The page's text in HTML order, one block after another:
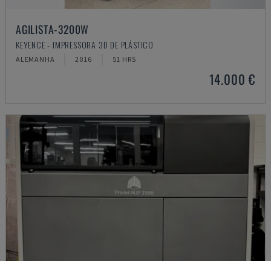
AGILISTA-3200W
KEYENCE - IMPRESSORA 3D DE PLÁSTICO
ALEMANHA 2016 51 HRS
14.000 €